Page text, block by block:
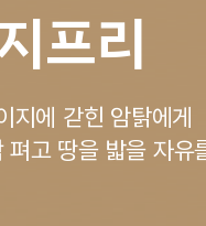
프리
에 갇힌 암탉에게
펴고 땅을 밟을 자유